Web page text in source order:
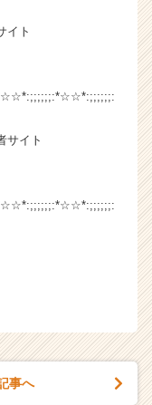
イト
サイト
事へ